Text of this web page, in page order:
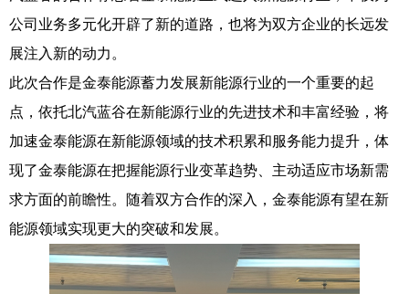
公司业务多元化开辟了新的道路，也将为双方企业的长远发
展注入新的动力。
此次合作是金泰能源蓄力发展新能源行业的一个重要的起
点，依托北汽蓝谷在新能源行业的先进技术和丰富经验，将
加速金泰能源在新能源领域的技术积累和服务能力提升，体
现了金泰能源在把握能源行业变革趋势、主动适应市场新需
求方面的前瞻性。随着双方合作的深入，金泰能源有望在新
能源领域实现更大的突破和发展。